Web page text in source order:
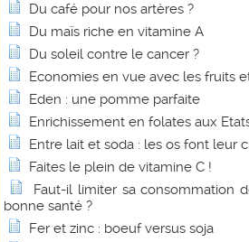
Du café pour nos artères ?
Du maïs riche en vitamine A
Du soleil contre le cancer ?
Economies en vue avec les fruits
Eden : une pomme parfaite
Enrichissement en folates aux
Entre lait et soda : les os font leur
Faites le plein de vitamine C !
Faut-il limiter sa consommation
bonne santé ?
Fer et zinc : boeuf versus soja